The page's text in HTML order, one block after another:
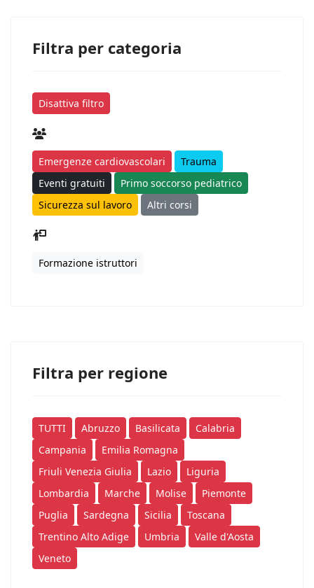
Filtra per categoria
Disattiva filtro
Emergenze cardiovascolari
Trauma
Eventi gratuiti
Primo soccorso pediatrico
Sicurezza sul lavoro
Altri corsi
Formazione istruttori
Filtra per regione
TUTTI Abruzzo Basilicata
Calabria
Campania
Emilia Romagna
Friuli Venezia Giulia
Lazio
Liguria
Lombardia
Marche Molise
Piemonte
Puglia
Sardegna Sicilia
Toscana
Trentino Alto Adige
Umbria
Valle d'Aosta
Veneto